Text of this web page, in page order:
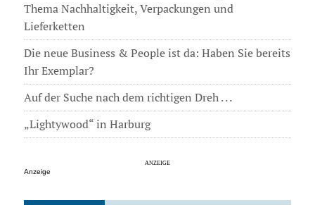
Thema Nachhaltigkeit, Verpackungen und
Lieferketten
Die neue Business & People ist da: Haben Sie bereits
Ihr Exemplar?
Auf der Suche nach dem richtigen Dreh . . .
„Lightywood“ in Harburg
Anzeige